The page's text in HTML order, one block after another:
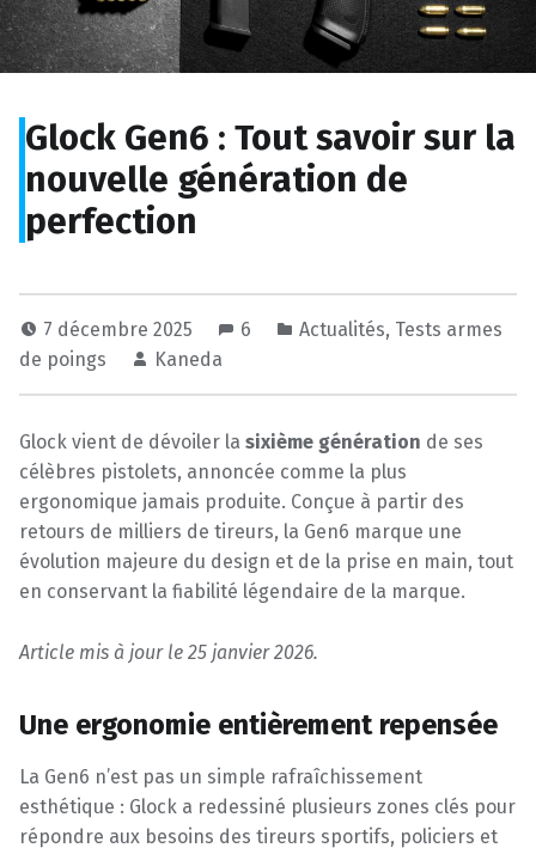
Glock Gen6 : Tout savoir sur la
nouvelle génération de
perfection
7 décembre 2025 6 Actualités, Tests armes
de poings
Kaneda
Glock vient de dévoiler la sixième génération de ses
célèbres pistolets, annoncée comme la plus
ergonomique jamais produite. Conçue à partir des
retours de milliers de tireurs, la Gen6 marque une
évolution majeure du design et de la prise en main, tout
en conservant la fiabilité légendaire de la marque.
Article mis à jour le 25 janvier 2026.
Une ergonomie entièrement repensée
La Gen6 n’est pas un simple rafraîchissement
esthétique : Glock a redessiné plusieurs zones clés pour
répondre aux besoins des tireurs sportifs, policiers et